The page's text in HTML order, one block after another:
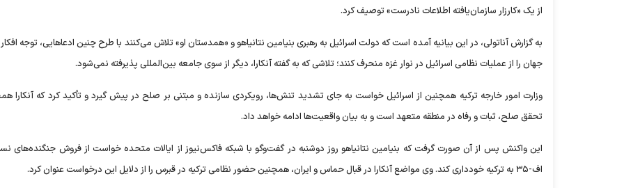
از یک «کارزار سازمان‌یافته اطلاعات نادرست» توصیف کرد.
به گزارش آناتولی، در این بیانیه آمده است که دولت اسرائیل به رهبری بنیامین نتانیاهو و «همدستان او» تلاش می‌کنند با طرح چنین ادعاهایی، توجه
جهان را از عملیات نظامی اسرائیل در نوار غزه منحرف کنند؛ تلاشی که به گفته آنکارا، دیگر از سوی جامعه بین‌المللی پذیرفته نمی‌شود.
وزارت امور خارجه ترکیه همچنین از اسرائیل خواست به جای تشدید تنش‌ها، رویکردی سازنده و مبتنی بر صلح در پیش گیرد و تأکید کرد که آنکارا
تحقق صلح، ثبات و رفاه در منطقه متعهد است و به بیان واقعیت‌ها ادامه خواهد داد.
این واکنش پس از آن صورت گرفت که بنیامین نتانیاهو روز دوشنبه در گفت‌وگو با شبکه فاکس‌نیوز از ایالات متحده خواست از فروش جنگنده‌های
اف-۳۵ به ترکیه خودداری کند. وی مواضع آنکارا در قبال حماس و ایران، همچنین حضور نظامی ترکیه در قبرس را از دلایل این درخواست عنوان کرد.